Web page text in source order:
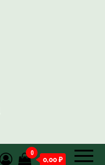
0
0,00 ₽